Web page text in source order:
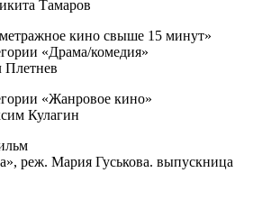
Тамаров
кино свыше 15 минут»
«Драма/комедия»
Плетнев
«Жанровое кино»
Кулагин
реж. Мария Гуськова. выпускница